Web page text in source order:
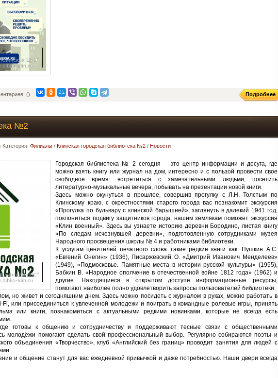
Подробнее
()
№2
Категория:Филиалы /Клинская городская библиотека №2 /Новости
Городская библиотека № 2 сегодня – это центр информации и досуга, где
можно взять книгу или журнал на дом, интересно и с пользой провести свое
свободное время: встретиться с замечательными людьми, посетить
литературно-музыкальные вечера, побывать на презентации новой книги.
Здесь можно окунуться в прошлое, совершив прогулку с Л.Н. Толстым по
Клинскому краю, с окрестностями старого города вас познакомит экскурсия
«Прогулка по бульвару с клинской барышней», заглянуть в далекий 1941 год,
поклониться подвигу защитников города, нашим землякам поможет экскурсия
«Клин военный». Здесь вы узнаете историю деревни Бородино, листая книгу
«По следам исчезнувшей деревни», подготовленную сотрудниками музея
Народного просвещения школы № 4 и работниками библиотеки.
К услугам ценителей печатного слова такие редкие книги как: Пушкин А.С.
«Евгений Онегин» (1936), Писаржевский О. «Дмитрий Иванович Менделеев»
(1949), «Подмосковье. Памятные места в истории русской культуры» (1955),
Бабкин В. «Народное ополчение в отечественной войне 1812 года» (1962) и
другие. Находящиеся в открытом доступе информационные ресурсы,
помогают наиболее полно удовлетворить запросы пользователей библиотеки.
но живет и сегодняшним днем. Здесь можно посидеть с журналом в руках, можно работать в
Fi, или присоединиться к увлеченной молодежи и поиграть в командные ролевые игры, принять
или книги, познакомиться с актуальными редкими новинками, которые не всегда есть
готовы к общению и сотрудничеству и поддерживают тесные связи с общественными
молодёжи помогают сделать свой профессиональный выбор. Регулярно собираются поэты и
объединения «Творчество», клуб «Английский без границ» проводит занятия для людей с
и общение станут для вас ежедневной привычкой и даже потребностью. Наши двери всегда